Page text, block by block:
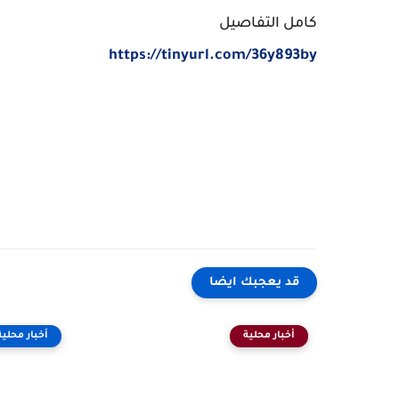
كامل التفاصيل
https://tinyurl.com/36y893by
قد يعجبك ايضا
أخبار محلية أخبار